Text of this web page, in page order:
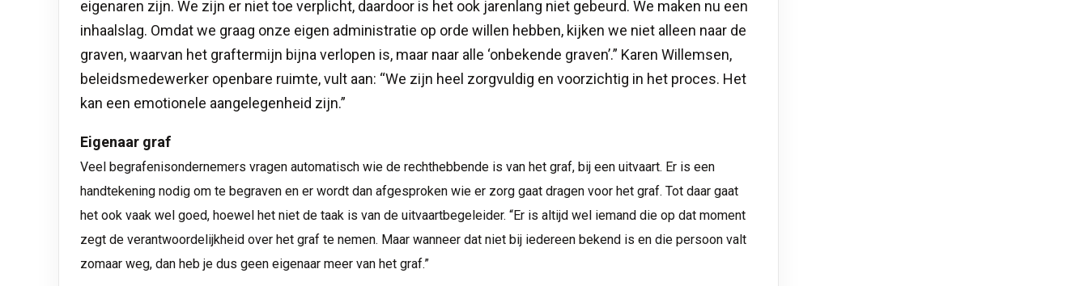
eigenaren zijn. We zijn er niet toe verplicht, daardoor is het ook jarenlang niet gebeurd. We maken nu een
inhaalslag. Omdat we graag onze eigen administratie op orde willen hebben, kijken we niet alleen naar de
graven, waarvan het graftermijn bijna verlopen is, maar naar alle ‘onbekende graven’.” Karen Willemsen,
beleidsmedewerker openbare ruimte, vult aan: “We zijn heel zorgvuldig en voorzichtig in het proces. Het
kan een emotionele aangelegenheid zijn.”
Eigenaar graf
Veel begrafenisondernemers vragen automatisch wie de rechthebbende is van het graf, bij een uitvaart. Er is een
handtekening nodig om te begraven en er wordt dan afgesproken wie er zorg gaat dragen voor het graf. Tot daar gaat
het ook vaak wel goed, hoewel het niet de taak is van de uitvaartbegeleider. “Er is altijd wel iemand die op dat moment
zegt de verantwoordelijkheid over het graf te nemen. Maar wanneer dat niet bij iedereen bekend is en die persoon valt
zomaar weg, dan heb je dus geen eigenaar meer van het graf.”